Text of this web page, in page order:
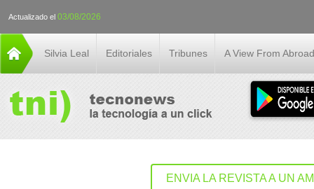
Actualizado el 03/08/2026
Silvia Leal Editoriales Tribunes A View From Abroad
ENVIA LA REVISTA A UN